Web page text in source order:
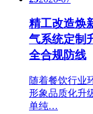
精工改造焕
气系统定制
全合规防线
随着餐饮行业
形象品质化升
单纯…